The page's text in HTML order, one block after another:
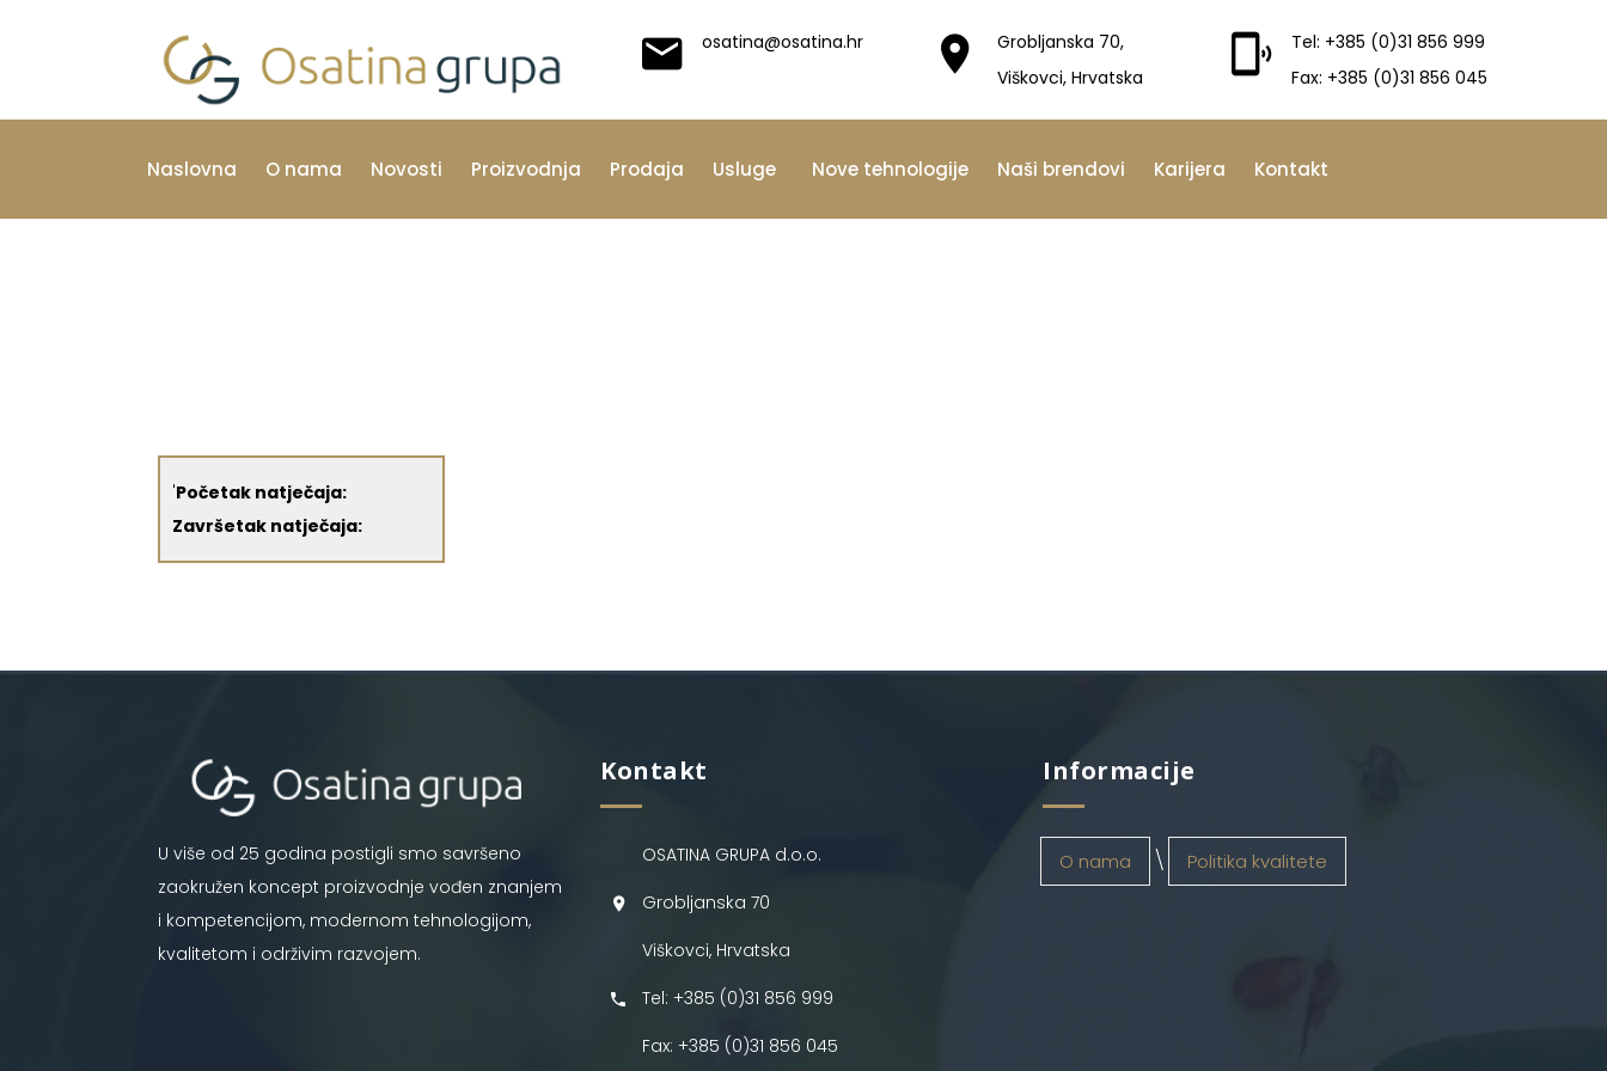
osatina@osatina.hr
Grobljanska 70,
Viškovci, Hrvatska
Tel: +385 (0)31 856 999
Fax: +385 (0)31 856 045
Naslovna O nama Novosti Proizvodnja Prodaja Usluge Nove tehnologije Naši brendovi Karijera Kontakt
'Početak natječaja:
Završetak natječaja:
U više od 25 godina postigli smo savršeno
zaokružen koncept proizvodnje vođen znanjem
i kompetencijom, modernom tehnologijom,
kvalitetom i održivim razvojem.
Kontakt
OSATINA GRUPA d.o.o.
Grobljanska 70
Viškovci, Hrvatska
Tel: +385 (0)31 856 999
Fax: +385 (0)31 856 045
Informacije
O nama Politika kvalitete